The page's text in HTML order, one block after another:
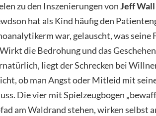
zu den Inszenierungen vonJeff Wall
hat als Kind häufig den
war, gelauscht, was seine
die Bedrohung und das
liegt der Schrecken bei
ob man Angst oder Mitleid mit
Die vier mit Spielzeugbogen
am Waldrand stehen, wirken selbst